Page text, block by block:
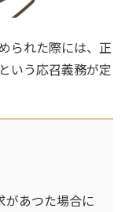
られた際には、正
いう応召義務が定
があつた場合に